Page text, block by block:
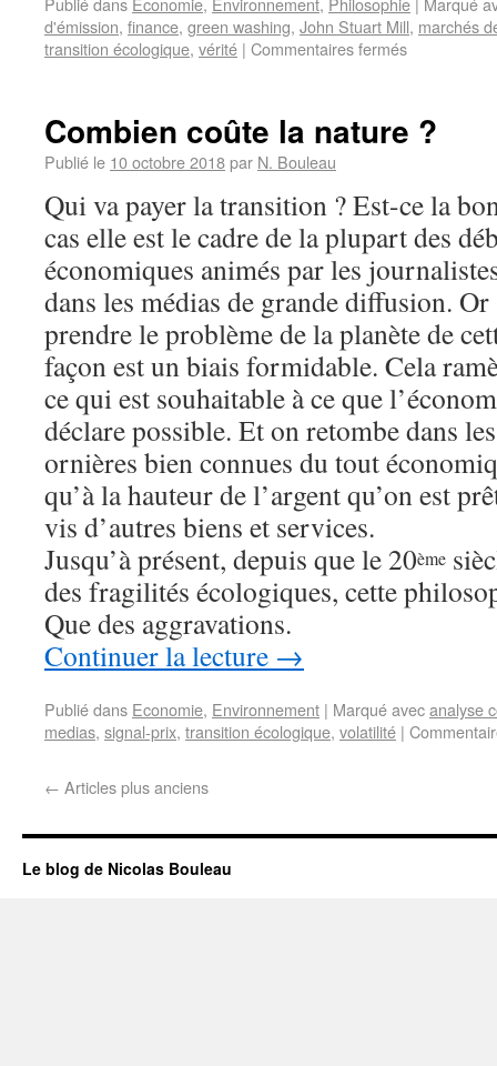
d'émission, finance, green washing, John Stuart Mill, marchés
transition écologique, vérité | Commentaires fermés
Combien coûte la nature ?
Publié le 10 octobre 2018par N. Bouleau
Qui va payer la transition ? Est-ce la
cas elle est le cadre de la plupart des
économiques animés par les jou
dans les médias de grande diffusion. Or
prendre le problème de la planète de
façon est un biais formidable. Cela
ce qui est souhaitable à ce que
déclare possible. Et on retombe dans les
ornières bien connues du tout
qu’à la hauteur de l’argent qu’on est
vis d’autres biens et services.
Jusqu’à présent, depuis que le 20ème
des fragilités écologiques, cette
Que des aggravations.
Continuer la lecture →
Publié dans Economie, Environnement | Marqué avecanalyse
medias, signal-prix, transition écologique, volatilité |
← Articles plus anciens
Le blog de Nicolas Bouleau